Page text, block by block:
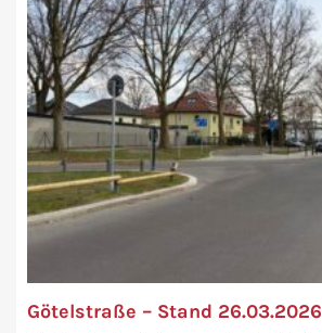
Götelstraße – Stand 26.03.2026